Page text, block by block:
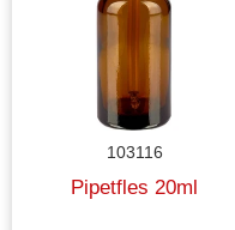
103116
Pipetfles 20ml